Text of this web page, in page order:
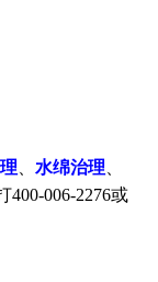
水绵治理
400-006-2276或